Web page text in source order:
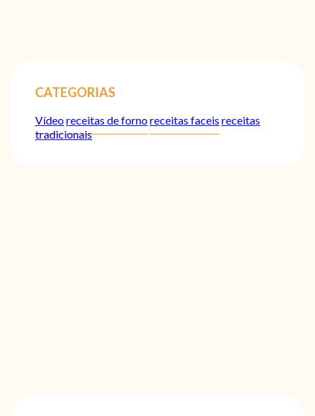
CATEGORIAS
Vídeoreceitas de fornoreceitas faceis receitas
tradicionais